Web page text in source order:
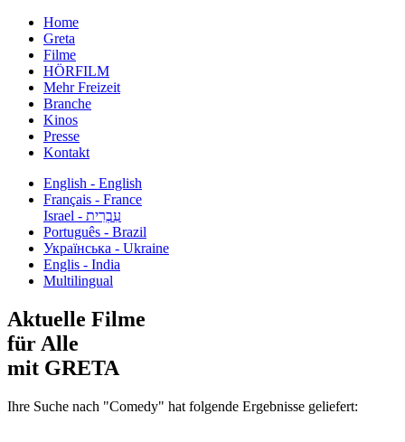
Home
Greta
Filme
HÖRFILM
Mehr Freizeit
Branche
Kinos
Presse
Kontakt
English - English
Français - France
עִבְרִית - Israel
Português - Brazil
Українська - Ukraine
Englis - India
Multilingual
Aktuelle Filme
für Alle
mit GRETA
Ihre Suche nach "Comedy" hat folgende Ergebnisse geliefert: